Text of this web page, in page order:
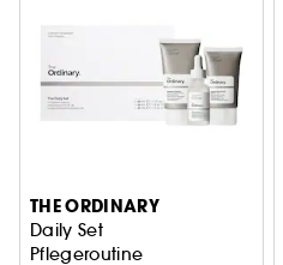
THE ORDINARY
Daily Set
Pflegeroutine